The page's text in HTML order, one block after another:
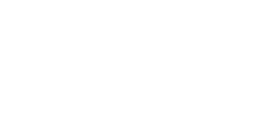
Tilki Yeğdir (Iyidir) atasözünün anlamı